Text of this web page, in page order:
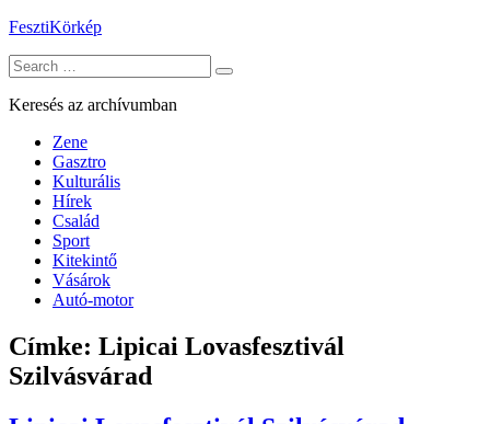
Skip
content
FesztiKörkép
Search
for:
Keresés az archívumban
Zene
Gasztro
Kulturális
Hírek
Család
Sport
Kitekintő
Vásárok
Autó-motor
Címke: Lipicai Lovasfesztivál
Szilvásvárad